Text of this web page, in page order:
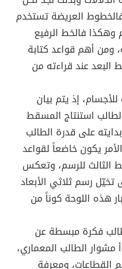
العريضة تستخدم
وهكذا فالخط الرفيع
ومن أهم قواعد كتابة
البعد عند قراءته من
للأجسام، إذ يتم بيان
استنتاج المسقط
على قدرة الطالب
يكون خاضعاً لقواعد
الثالث للرسم، وتعكس
رسم ثلاثي الأبعاد
هذه اللوحة كوناً من
فكرة مبسطة عن
مشوار الطالب المعماري،
القطاعات، ومعرفة